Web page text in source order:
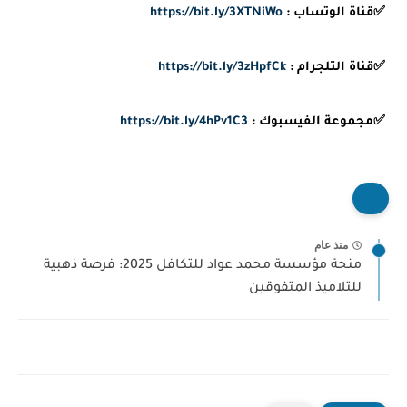
✅قناة الوتساب : https://bit.ly/3XTNiWo
✅قناة التلجرام : https://bit.ly/3zHpfCk
✅مجموعة الفيسبوك : https://bit.ly/4hPv1C3
منذ عام
منحة مؤسسة محمد عواد للتكافل 2025: فرصة ذهبية
للتلاميذ المتفوقين